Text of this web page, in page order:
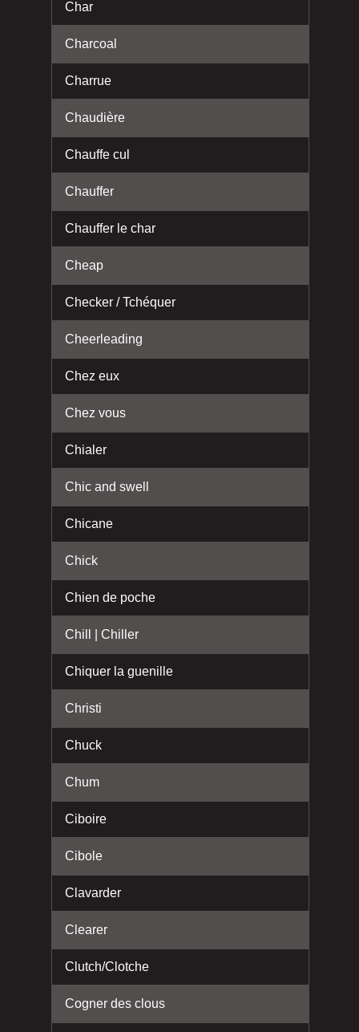
Char
Charcoal
Charrue
Chaudière
Chauffe cul
Chauffer
Chauffer le char
Cheap
Checker / Tchéquer
Cheerleading
Chez eux
Chez vous
Chialer
Chic and swell
Chicane
Chick
Chien de poche
Chill | Chiller
Chiquer la guenille
Christi
Chuck
Chum
Ciboire
Cibole
Clavarder
Clearer
Clutch/Clotche
Cogner des clous